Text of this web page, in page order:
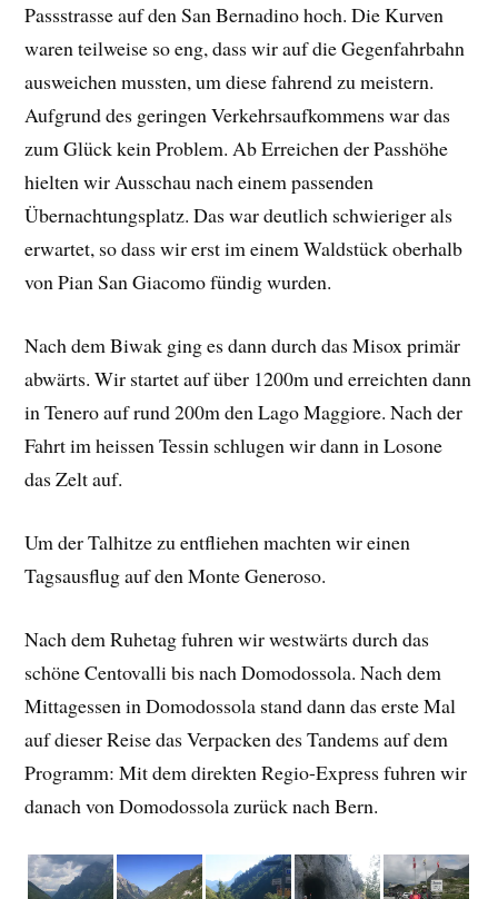
Passstrasse auf den San Bernadino hoch. Die Kurven
waren teilweise so eng, dass wir auf die Gegenfahrbahn
ausweichen mussten, um diese fahrend zu meistern.
Aufgrund des geringen Verkehrsaufkommens war das
zum Glück kein Problem. Ab Erreichen der Passhöhe
hielten wir Ausschau nach einem passenden
Übernachtungsplatz. Das war deutlich schwieriger als
erwartet, so dass wir erst im einem Waldstück oberhalb
von Pian San Giacomo fündig wurden.
Nach dem Biwak ging es dann durch das Misox primär
abwärts. Wir startet auf über 1200m und erreichten dann
in Tenero auf rund 200m den Lago Maggiore. Nach der
Fahrt im heissen Tessin schlugen wir dann in Losone
das Zelt auf.
Um der Talhitze zu entfliehen machten wir einen
Tagsausflug auf den Monte Generoso.
Nach dem Ruhetag fuhren wir westwärts durch das
schöne Centovalli bis nach Domodossola. Nach dem
Mittagessen in Domodossola stand dann das erste Mal
auf dieser Reise das Verpacken des Tandems auf dem
Programm: Mit dem direkten Regio-Express fuhren wir
danach von Domodossola zurück nach Bern.